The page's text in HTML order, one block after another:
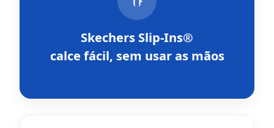
Skechers Slip-Ins®
calce fácil, sem usar as mãos